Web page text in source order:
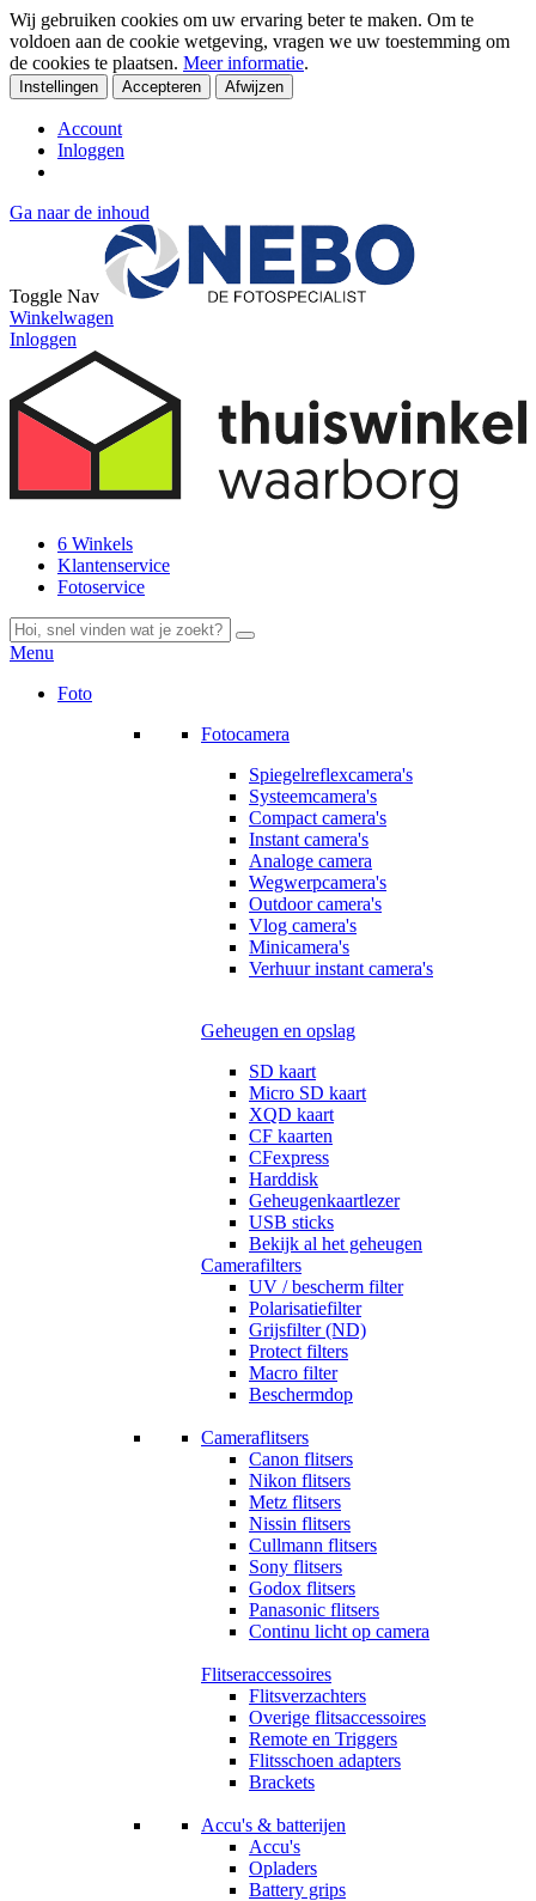
Wij gebruiken cookies om uw ervaring beter te maken. Om te
voldoen aan de cookie wetgeving, vragen we uw toestemming om
de cookies te plaatsen. Meer informatie.
Instellingen Accepteren Afwijzen
Account
Inloggen
Ga naar de inhoud
Toggle Nav
Winkelwagen
Inloggen
6 Winkels
Klantenservice
Fotoservice
Menu
Foto
Fotocamera
Spiegelreflexcamera's
Systeemcamera's
Compact camera's
Instant camera's
Analoge camera
Wegwerpcamera's
Outdoor camera's
Vlog camera's
Minicamera's
Verhuur instant camera's
Geheugen en opslag
SD kaart
Micro SD kaart
XQD kaart
CF kaarten
CFexpress
Harddisk
Geheugenkaartlezer
USB sticks
Bekijk al het geheugen
Camerafilters
UV / bescherm filter
Polarisatiefilter
Grijsfilter (ND)
Protect filters
Macro filter
Beschermdop
Cameraflitsers
Canon flitsers
Nikon flitsers
Metz flitsers
Nissin flitsers
Cullmann flitsers
Sony flitsers
Godox flitsers
Panasonic flitsers
Continu licht op camera
Flitseraccessoires
Flitsverzachters
Overige flitsaccessoires
Remote en Triggers
Flitsschoen adapters
Brackets
Accu's & batterijen
Accu's
Opladers
Battery grips